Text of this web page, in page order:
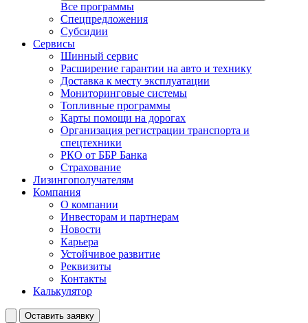
Все программы
Спецпредложения
Субсидии
Сервисы
Шинный сервис
Расширение гарантии на авто и технику
Доставка к месту эксплуатации
Мониторинговые системы
Топливные программы
Карты помощи на дорогах
Организация регистрации транспорта и
спецтехники
РКО от ББР Банка
Страхование
Лизингополучателям
Компания
О компании
Инвесторам и партнерам
Новости
Карьера
Устойчивое развитие
Реквизиты
Контакты
Калькулятор
Оставить заявку